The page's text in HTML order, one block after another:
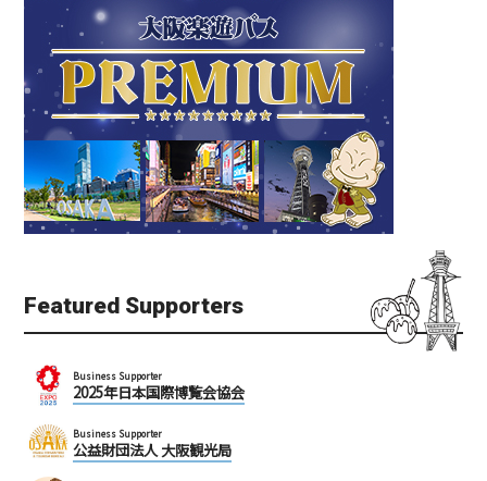
Featured Supporters
Business Supporter
2025年日本国際博覧会協会
Business Supporter
公益財団法人 大阪観光局